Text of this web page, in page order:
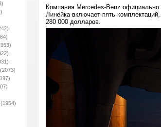
(2073)
(1954)
Компания Mercedes-Benz
Линейка включает пять
280 000 долларов.